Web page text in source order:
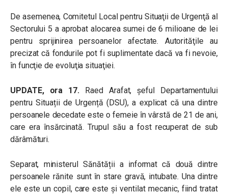
De asemenea, Comitetul Local pentru Situaţii de Urgenţă al
Sectorului 5 a aprobat alocarea sumei de 6 milioane de lei
pentru sprijinirea persoanelor afectate. Autorităţile au
precizat că fondurile pot fi suplimentate dacă va fi nevoie,
în funcţie de evoluţia situaţiei.
UPDATE, ora 17. Raed Arafat, șeful Departamentului
pentru Situații de Urgență (DSU), a explicat că una dintre
persoanele decedate este o femeie în vârstă de 21 de ani,
care era însărcinată. Trupul său a fost recuperat de sub
dărâmături.
Separat, ministerul Sănătății a informat că două dintre
persoanele rănite sunt în stare gravă, intubate. Una dintre
ele este un copil, care este și ventilat mecanic, fiind tratat